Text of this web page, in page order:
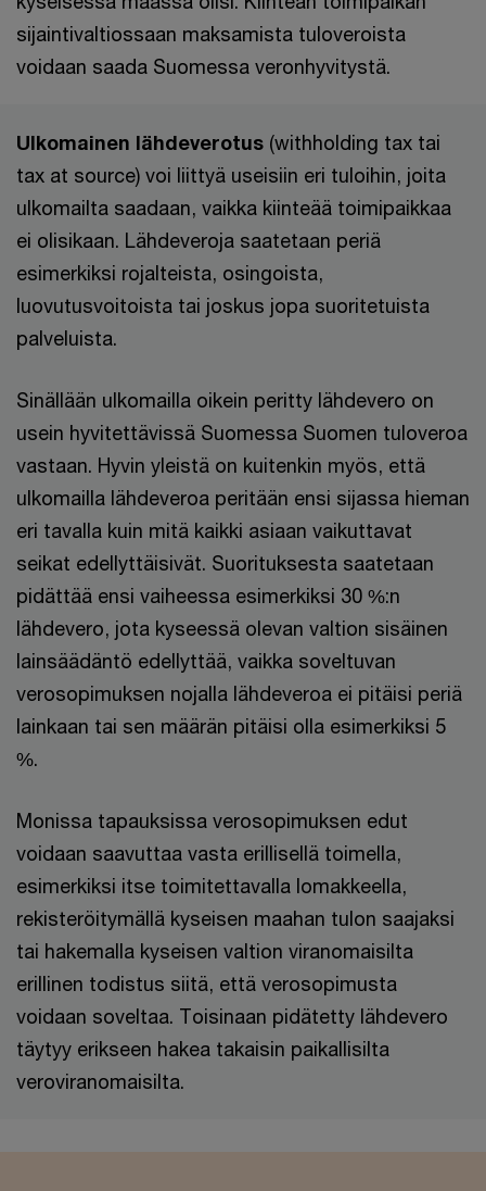
sijaintivaltiossaan maksamista tuloveroista
voidaan saada Suomessa veronhyvitystä.
Ulkomainen lähdeverotus (withholding tax tai
tax at source) voi liittyä useisiin eri tuloihin, joita
ulkomailta saadaan, vaikka kiinteää toimipaikkaa
ei olisikaan. Lähdeveroja saatetaan periä
esimerkiksi rojalteista, osingoista,
luovutusvoitoista tai joskus jopa suoritetuista
palveluista.
Sinällään ulkomailla oikein peritty lähdevero on
usein hyvitettävissä Suomessa Suomen tuloveroa
vastaan. Hyvin yleistä on kuitenkin myös, että
ulkomailla lähdeveroa peritään ensi sijassa hieman
eri tavalla kuin mitä kaikki asiaan vaikuttavat
seikat edellyttäisivät. Suorituksesta saatetaan
pidättää ensi vaiheessa esimerkiksi 30 %:n
lähdevero, jota kyseessä olevan valtion sisäinen
lainsäädäntö edellyttää, vaikka soveltuvan
verosopimuksen nojalla lähdeveroa ei pitäisi periä
lainkaan tai sen määrän pitäisi olla esimerkiksi 5
%.
Monissa tapauksissa verosopimuksen edut
voidaan saavuttaa vasta erillisellä toimella,
esimerkiksi itse toimitettavalla lomakkeella,
rekisteröitymällä kyseisen maahan tulon saajaksi
tai hakemalla kyseisen valtion viranomaisilta
erillinen todistus siitä, että verosopimusta
voidaan soveltaa. Toisinaan pidätetty lähdevero
täytyy erikseen hakea takaisin paikallisilta
veroviranomaisilta.